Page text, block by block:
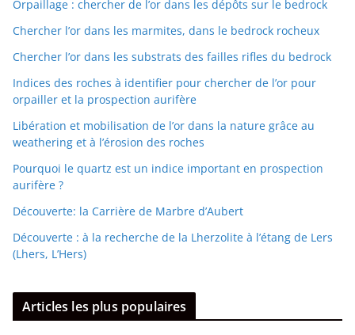
Orpaillage : chercher de l’or dans les dépôts sur le bedrock
Chercher l’or dans les marmites, dans le bedrock rocheux
Chercher l’or dans les substrats des failles rifles du bedrock
Indices des roches à identifier pour chercher de l’or pour
orpailler et la prospection aurifère
Libération et mobilisation de l’or dans la nature grâce au
weathering et à l’érosion des roches
Pourquoi le quartz est un indice important en prospection
aurifère ?
Découverte: la Carrière de Marbre d’Aubert
Découverte : à la recherche de la Lherzolite à l’étang de Lers
(Lhers, L’Hers)
Articles les plus populaires